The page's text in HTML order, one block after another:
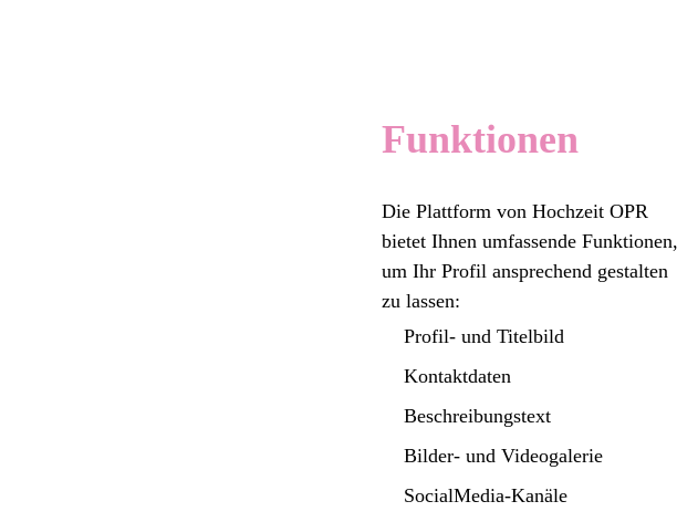
Funktionen
Die Plattform von Hochzeit OPR
bietet Ihnen umfassende Funktionen,
um Ihr Profil ansprechend gestalten
zu lassen:
Profil- und Titelbild
Kontaktdaten
Beschreibungstext
Bilder- und Videogalerie
SocialMedia-Kanäle